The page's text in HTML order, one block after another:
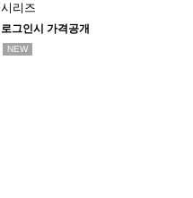
시리즈
로그인시 가격공개
NEW